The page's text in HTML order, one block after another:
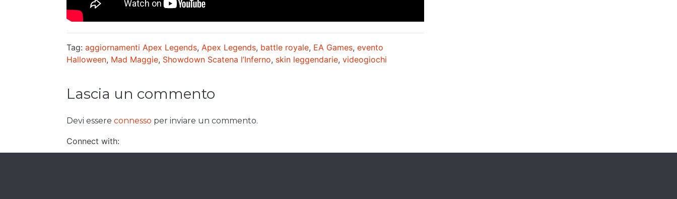
Tag: aggiornamenti Apex Legends, Apex Legends, battle royale, EA Games, evento
Halloween, Mad Maggie, Showdown Scatena l’Inferno, skin leggendarie, videogiochi
Lascia un commento
Devi essere connesso per inviare un commento.
Connect with: